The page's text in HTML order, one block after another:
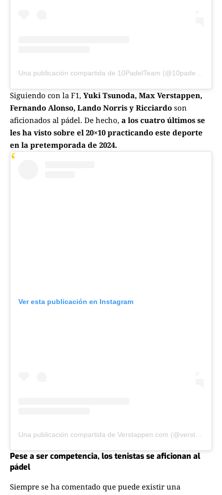
Siguiendo con la F1, Yuki Tsunoda, Max Verstappen,
Fernando Alonso, Lando Norris y Ricciardo son
aficionados al pádel. De hecho, a los cuatro últimos se
les ha visto sobre el 20×10 practicando este deporte
en la pretemporada de 2024.
Ver esta publicación en Instagram
Una publicación compartida de Verstappen.com (@verstappencom)
Pese a ser competencia, los tenistas se aficionan al
pádel
Siempre se ha comentado que puede existir una